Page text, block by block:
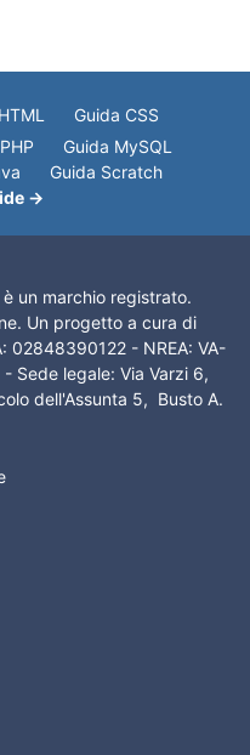
Guida CSS
Guida MySQL
Guida Scratch
→
un marchio registrato.
Un progetto a cura di
02848390122 - NREA: VA-
Sede legale: Via Varzi 6,
dell'Assunta 5, Busto A.